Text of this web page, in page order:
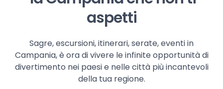
aspetti
Sagre, escursioni, itinerari, serate, eventi in
Campania, è ora di vivere le infinite opportunità di
divertimento nei paesi e nelle città più incantevoli
della tua regione.